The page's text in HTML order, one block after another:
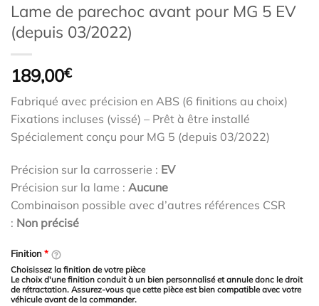
Lame de parechoc avant pour MG 5 EV
(depuis 03/2022)
189,00€
Fabriqué avec précision en ABS (6 finitions au choix)
Fixations incluses (vissé) – Prêt à être installé
Spécialement conçu pour MG 5 (depuis 03/2022)
Précision sur la carrosserie : EV
Précision sur la lame : Aucune
Combinaison possible avec d’autres références CSR
: Non précisé
Finition*
Choisissez la finition de votre pièce
Le choix d'une finition conduit à un bien personnalisé et annule donc le droit
de rétractation. Assurez-vous que cette pièce est bien compatible avec votre
véhicule avant de la commander.